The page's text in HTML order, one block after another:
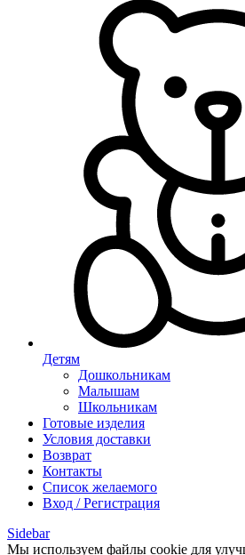
Детям
Дошкольникам
Малышам
Школьникам
Готовые изделия
Условия доставки
Возврат
Контакты
Список желаемого
Вход / Регистрация
Sidebar
Мы используем файлы cookie для